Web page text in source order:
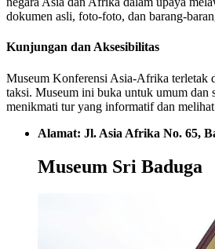
dokumen asli, foto-foto, dan barang-
Kunjungan dan Aksesibilitas
Museum Konferensi Asia-Afrika terletak
taksi. Museum ini buka untuk umum dan
menikmati tur yang informatif dan
Alamat: Jl. Asia Afrika No. 65,
Museum Sri Baduga